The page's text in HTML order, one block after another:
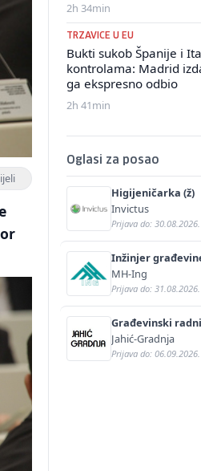
2h 34min
TRZAVICE U EU
Bukti sukob Španije i
kontrolama: Madrid
ga ekspresno odbio
2h 41min
Oglasi za posao
Higijeničarka (ž)
Invictus
Prijava do:
Inžinjer
(m/ž)
MH-Ing
Prijava do:
Građevinski
Jahić-Gradnja
Prijava do: